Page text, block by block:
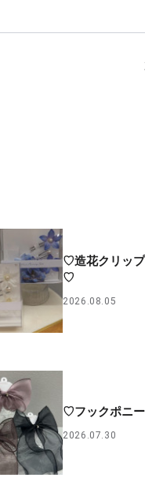
♡造花クリッ
♡
2026.08.05
♡フックポニ
2026.07.30